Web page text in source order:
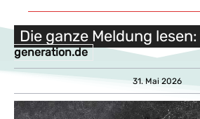
Die ganze Meldung lesen:
generation.de
31. Mai 2026